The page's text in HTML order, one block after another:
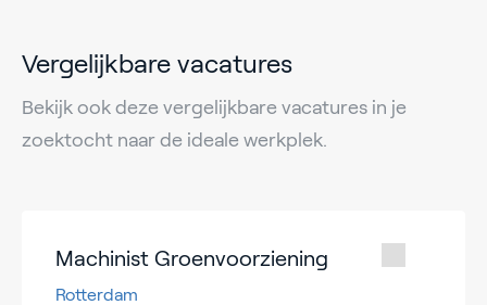
Vergelijkbare vacatures
Bekijk ook deze vergelijkbare vacatures in je
zoektocht naar de ideale werkplek.
Machinist Groenvoorziening
Rotterdam